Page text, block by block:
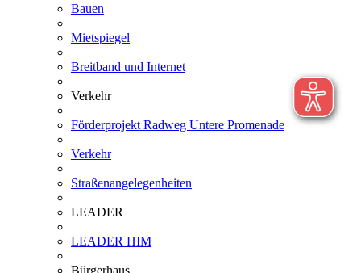
Bauen
Mietspiegel
Breitband und Internet
Verkehr
Förderprojekt Radweg Untere Promenade
Verkehr
Straßenangelegenheiten
LEADER
LEADER HIM
Bürgerhaus